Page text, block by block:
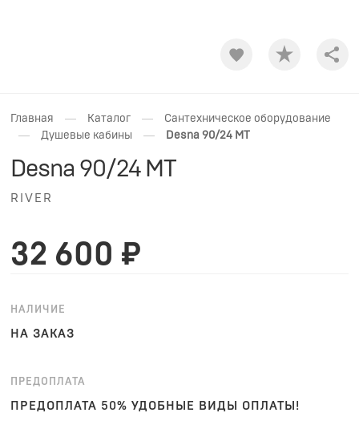
Главная — Каталог — Сантехническое оборудование
— Душевые кабины — Desna 90/24 MT
Desna 90/24 MT
RIVER
32 600 ₽
НАЛИЧИЕ
НА ЗАКАЗ
ПРЕДОПЛАТА
ПРЕДОПЛАТА 50% УДОБНЫЕ ВИДЫ ОПЛАТЫ!